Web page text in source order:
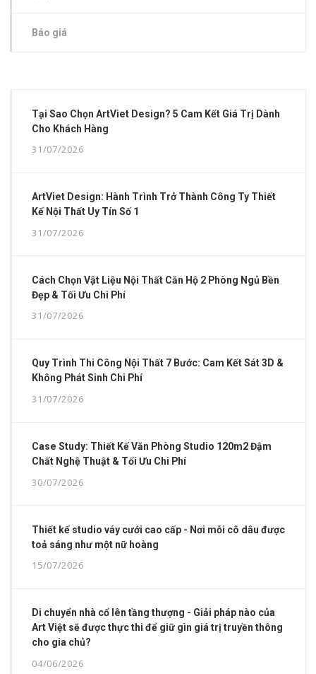
Báo giá
Tại Sao Chọn ArtViet Design? 5 Cam Kết Giá Trị Dành
Cho Khách Hàng
31/07/2026
ArtViet Design: Hành Trình Trở Thành Công Ty Thiết
Kế Nội Thất Uy Tín Số 1
31/07/2026
Cách Chọn Vật Liệu Nội Thất Căn Hộ 2 Phòng Ngủ Bền
Đẹp & Tối Ưu Chi Phí
31/07/2026
Quy Trình Thi Công Nội Thất 7 Bước: Cam Kết Sát 3D &
Không Phát Sinh Chi Phí
31/07/2026
Case Study: Thiết Kế Văn Phòng Studio 120m2 Đậm
Chất Nghệ Thuật & Tối Ưu Chi Phí
30/07/2026
Thiết kế studio váy cưới cao cấp - Nơi mỗi cô dâu được
toả sáng như một nữ hoàng
15/07/2026
Di chuyển nhà cổ lên tầng thượng - Giải pháp nào của
Art Việt sẽ được thực thi để giữ gìn giá trị truyền thông
cho gia chủ?
04/06/2026